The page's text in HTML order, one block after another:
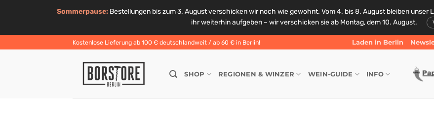
Sommerpause:Bestellungen bis zum 3. August verschicken wir noch wie gewohnt. Vom 4. bis 8. August bleiben unser
ihr weiterhin aufgeben – wir verschicken sie ab Montag, dem 10. August.
Kostenlose Lieferung ab 100 € deutschlandweit / ab 60 € in Berlin! Laden in Berlin
SHOP REGIONEN & WINZER WEIN-GUIDE INFO